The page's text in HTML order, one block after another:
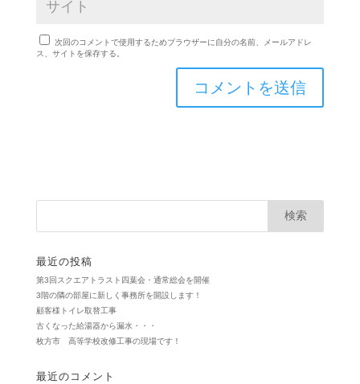
次回のコメントで使用するためブラウザーに自分の名前、メールアドレ
ス、サイトを保存する。
最近の投稿
第3回スクエアトラスト四葉会・通常総会を開催
3階の隣の部屋に新しく事務所を開設します！
顧客様トイレ取替工事
古くなった給湯器から漏水・・・
枚方市 高等学校改修工事の現場です！
最近のコメント